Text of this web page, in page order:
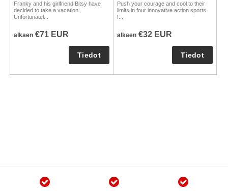
Franky and his girlfriend Bitsy have
decided to take a vacation.
Unfortunatel...
alkaen €71 EUR
Push your courage and cool to their
limits in four innovative action sports
f...
alkaen €32 EUR